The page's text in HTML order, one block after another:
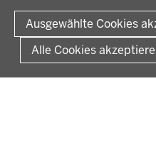
Ausgewählte Cookies
Alle Cookies
Fußzeile
Impressum Datenschutz
Kurzlink zu dieser Seite